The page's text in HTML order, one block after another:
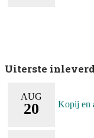
Uiterste
AUG
20 Kopij en